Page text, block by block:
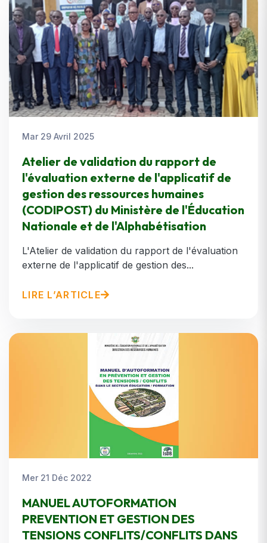
Mar 29 Avril 2025
Atelier de validation du rapport de
l'évaluation externe de l'applicatif de
gestion des ressources humaines
(CODIPOST) du Ministère de l'Éducation
Nationale et de l'Alphabétisation
L'Atelier de validation du rapport de l'évaluation
externe de l'applicatif de gestion des...
LIRE L’ARTICLE
Mer 21 Déc 2022
MANUEL AUTOFORMATION
PREVENTION ET GESTION DES
TENSIONS CONFLITS/CONFLITS DANS